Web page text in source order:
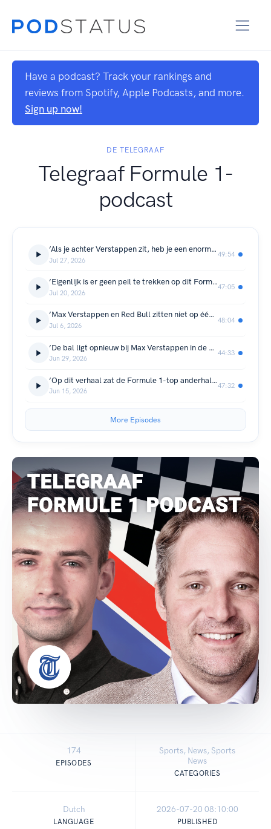
Have a podcast? Track your rankings and
reviews from Spotify, Apple Podcasts, and more.
Sign up now!
DE TELEGRAAF
Telegraaf Formule 1-
podcast
‘Als je achter Verstappen zit, heb je een enorm probleem’
Jul 27, 2026
49:54
‘Eigenlijk is er geen peil te trekken op dit Formule 1-seizoen’
Jul 20, 2026
47:05
‘Max Verstappen en Red Bull zitten niet op één lijn’
Jul 6, 2026
48:04
‘De bal ligt opnieuw bij Max Verstappen in de Formule 1’
Jun 29, 2026
44:33
‘Op dit verhaal zat de Formule 1-top anderhalf jaar te wachten’
Jun 15, 2026
47:32
More Episodes
174
EPISODES
Sports, News, Sports
News
CATEGORIES
Dutch
LANGUAGE
2026-07-20 08:10:00
PUBLISHED